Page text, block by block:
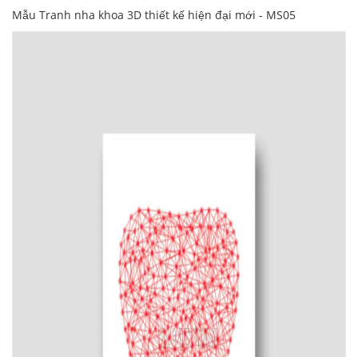
Mẫu Tranh nha khoa 3D thiết kế hiện đại mới - MS05